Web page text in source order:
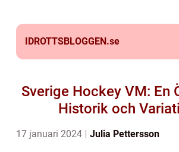
IDROTTSBLOGGEN.se
Sverige Hockey VM: En
Historik och
17 januari 2024 Julia Pettersson